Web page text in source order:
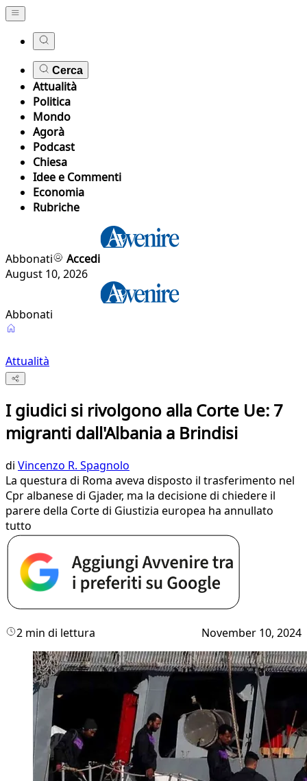
Cerca
Attualità
Politica
Mondo
Agorà
Podcast
Chiesa
Idee e Commenti
Economia
Rubriche
Abbonati
Accedi
August 10, 2026
Abbonati
Attualità
I giudici si rivolgono alla Corte Ue: 7
migranti dall'Albania a Brindisi
di Vincenzo R. Spagnolo
La questura di Roma aveva disposto il trasferimento nel
Cpr albanese di Gjader, ma la decisione di chiedere il
parere della Corte di Giustizia europea ha annullato
tutto
2 min di lettura November 10, 2024